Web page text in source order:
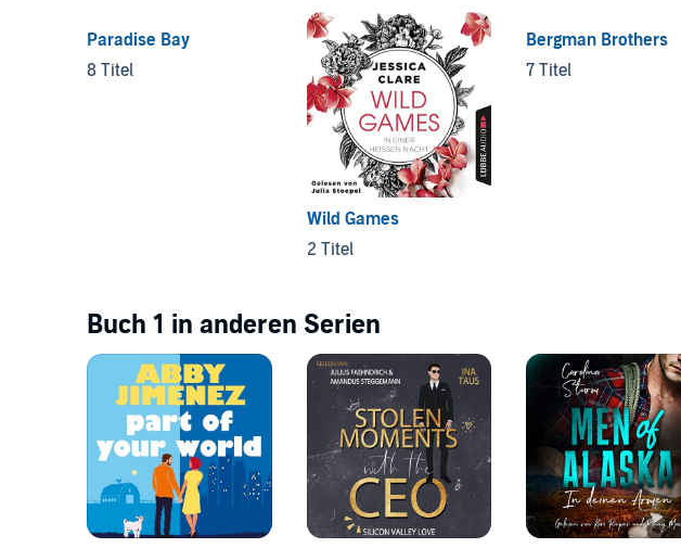
Paradise Bay
8 Titel
Wild Games
2 Titel
Bergman Brothers
7 Titel
Buch 1 in anderen Serien